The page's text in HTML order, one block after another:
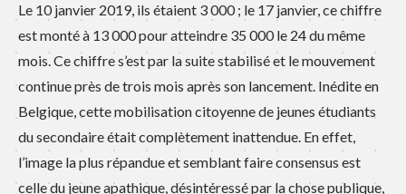
Le 10 janvier 2019, ils étaient 3 000 ; le 17 janvier, ce chiffre
est monté à 13 000 pour atteindre 35 000 le 24 du même
mois. Ce chiffre s’est par la suite stabilisé et le mouvement
continue près de trois mois après son lancement. Inédite en
Belgique, cette mobilisation citoyenne de jeunes étudiants
du secondaire était complètement inattendue. En effet,
l’image la plus répandue et semblant faire consensus est
celle du jeune apathique, désintéressé par la chose publique,